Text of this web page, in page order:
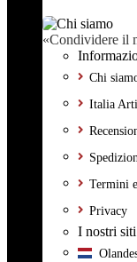
«Condividere il
Chi
Italia
Termini
Privacy
I nostri siti